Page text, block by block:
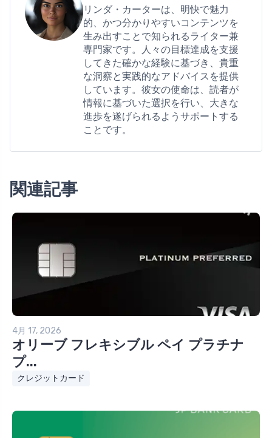
リンダ・カーターは、明快で魅力
的、かつ分かりやすいコンテンツを
生み出すことで知られるライター兼
専門家です。人々の目標達成を支援
してきた確かな経験に基づき、貴重
な洞察と実践的なアドバイスを提供
しています。彼女の使命は、読者が
情報に基づいた選択を行い、大きな
進歩を遂げられるようサポートする
ことです。
関連記事
4月 17, 2026
オリーブ フレキシブル ペイ プラチナ
プ...
クレジットカード